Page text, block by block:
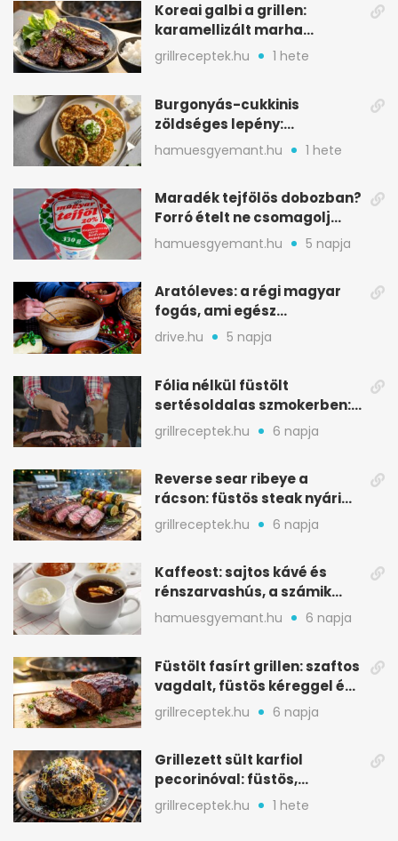
Koreai galbi a grillen:
karamellizált marha
rövidborda gyorsan
grillreceptek.hu 1 hete
Burgonyás-cukkinis
zöldséges lepény:
aranybarna, szaftos, hús
nélkül is
hamuesgyemant.hu 1 hete
Maradék tejfölös dobozban?
Forró ételt ne csomagolj
ilyen tégelybe
hamuesgyemant.hu 5 napja
Aratóleves: a régi magyar
fogás, ami egész
csapatokat jóllakatott
drive.hu 5 napja
Fólia nélkül füstölt
sertésoldalas szmokerben:
ropogós bark, 6 óra
grillreceptek.hu 6 napja
Reverse sear ribeye a
rácson: füstös steak nyári
tökkebabbal
grillreceptek.hu 6 napja
Kaffeost: sajtos kávé és
rénszarvashús, a számik
melegítő itala
hamuesgyemant.hu 6 napja
Füstölt fasírt grillen: szaftos
vagdalt, füstös kéreggel és
BBQ mázzal
grillreceptek.hu 6 napja
Grillezett sült karfiol
pecorinóval: füstös,
karamellizált nyári kedvenc
grillreceptek.hu 1 hete